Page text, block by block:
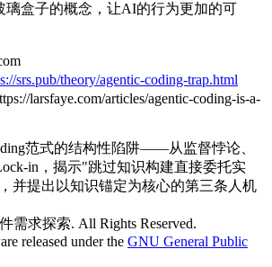
璃盒子的概念，让AI的行为更加的可
srs.pub/theory/agentic-coding-trap.html
larsfaye.com/articles/agentic-coding-is-a-
范式的结构性陷阱——从监督悖论、
in，揭示"跳过知识构建直接委托实
并提出以知识锚定为核心的第三条人机
需求探索. All Rights Reserved.
released under the GNU General Public